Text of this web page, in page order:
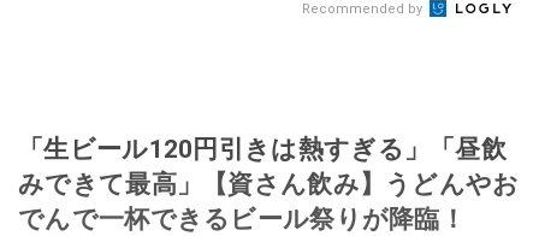
Recommended by
「生ビール120円引きは熱すぎる」「昼飲
みできて最高」【資さん飲み】うどんやお
でんで一杯できるビール祭りが降臨！